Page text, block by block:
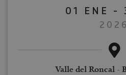
01 ENE -
2026
Valle del Roncal -